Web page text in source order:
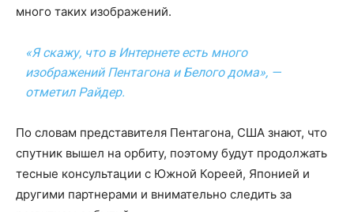
много таких изображений.
«Я скажу, что в Интернете есть много
изображений Пентагона и Белого дома», —
отметил Райдер.
По словам представителя Пентагона, США знают, что
спутник вышел на орбиту, поэтому будут продолжать
тесные консультации с Южной Кореей, Японией и
другими партнерами и внимательно следить за